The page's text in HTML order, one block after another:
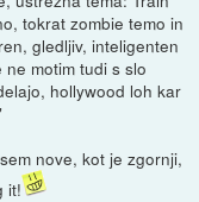
tokrat zombie temo in
gledljiv, inteligenten
motim tudi s slo
hollywood loh kar
nove, kot je zgornji,
it!